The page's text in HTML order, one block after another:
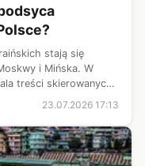
stają się
i Mińska. W
treści skierowanych
Nie wszystko
23.07.2026 17:13